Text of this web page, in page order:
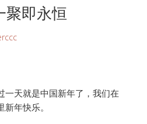
聚即永恒
一天就是中国新年了，我们在
年快乐。